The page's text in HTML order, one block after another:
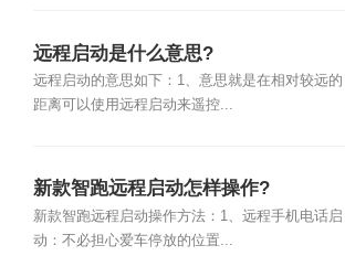
远程启动是什么意思?
远程启动的意思如下：1、意思就是在相对较远的
距离可以使用远程启动来遥控...
新款智跑远程启动怎样操作?
新款智跑远程启动操作方法：1、远程手机电话启
动：不必担心爱车停放的位置...